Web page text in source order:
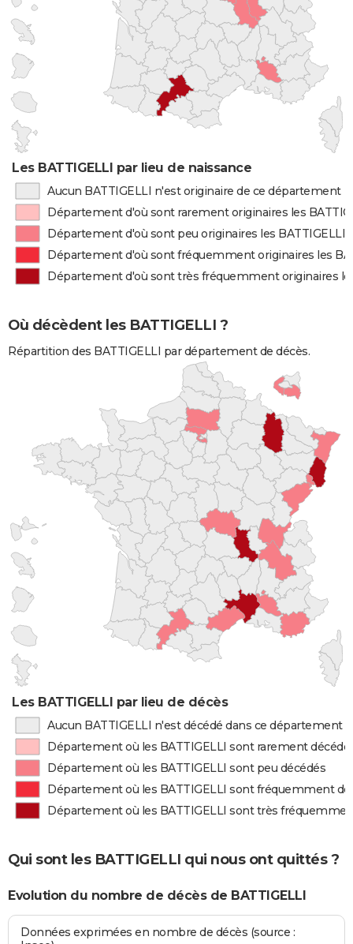
Les BATTIGELLI par lieu de naissance
Aucun BATTIGELLI n'est originaire de ce département
Département d'où sont rarement originaires les
Département d'où sont peu originaires les BATTIGELLI
Département d'où sont fréquemment originaires les
Département d'où sont très fréquemment originaires
Où décèdent les BATTIGELLI ?
Répartition des BATTIGELLI par département de décès.
Les BATTIGELLI par lieu de décès
Aucun BATTIGELLI n'est décédé dans ce département
Département où les BATTIGELLI sont rarement
Département où les BATTIGELLI sont peu décédés
Département où les BATTIGELLI sont fréquemment
Département où les BATTIGELLI sont très
Qui sont les BATTIGELLI qui nous ont quittés ?
Evolution du nombre de décès de BATTIGELLI
Données exprimées en nombre de décès (source :